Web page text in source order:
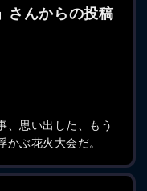
さんからの投稿
、思い出した、もう
ぶ花火大会だ。